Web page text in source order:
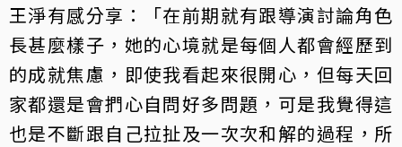
王淨有感分享：「在前期就有跟導演討論角色
長甚麼樣子，她的心境就是每個人都會經歷到
的成就焦慮，即使我看起來很開心，但每天回
家都還是會捫心自問好多問題，可是我覺得這
也是不斷跟自己拉扯及一次次和解的過程，所